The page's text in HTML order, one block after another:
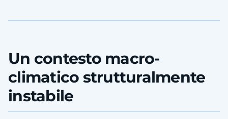
Un contesto macro-
climatico strutturalmente
instabile